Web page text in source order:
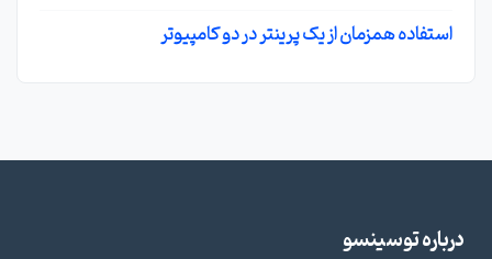
استفاده همزمان از یک پرینتر در دو کامپیوتر
درباره توسینسو